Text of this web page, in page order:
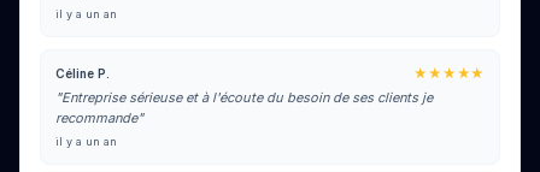
il y a un an
Céline P.
★★★★★
"Entreprise sérieuse et à l'écoute du besoin de ses clients je
recommande"
il y a un an